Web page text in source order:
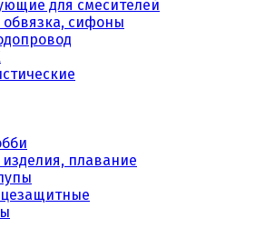
для смесителей
обвязка, сифоны
плавание